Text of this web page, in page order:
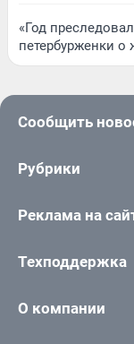
«Год
петербурженки
Сообщить
Рубрики
Реклама на
Техподдержка
О компании